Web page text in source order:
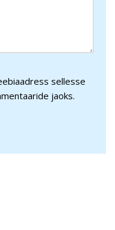
sellesse
jaoks.